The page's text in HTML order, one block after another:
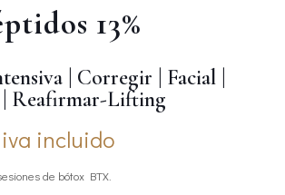
13%
Corregir Facial
Reafirmar-Lifting
iva incluido
de bótox BTX.